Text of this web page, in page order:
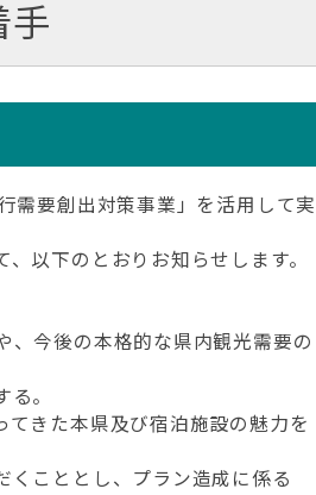
手
需要創出対策事業」を活用して実
以下のとおりお知らせします。
、今後の本格的な県内観光需要の
。
きた本県及び宿泊施設の魅力を
くこととし、プラン造成に係る